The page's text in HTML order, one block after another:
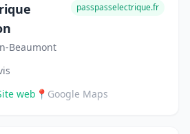
Beaumont
passpasselectrique.fr
web 📍 Google Maps